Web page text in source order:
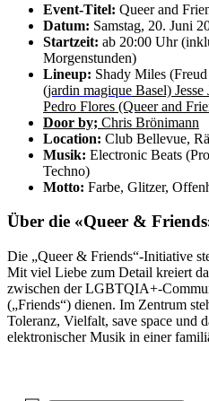
Event-Titel: Queer and
Datum: Samstag, 20. Juni
Startzeit: ab 20:00 Uhr
Morgenstunden)
Lineup: Shady Miles
(jardin magique Basel)
Pedro Flores (Queer and
Door by; Chris Brönimann
Location: Club Bellevue,
Musik: Electronic Beats
Techno)
Motto: Farbe, Glitzer,
Über die «Queer &
Die „Queer & Friends“-Initiative
Mit viel Liebe zum Detail kreiert
zwischen der LGBTQIA+-
(„Friends“) dienen. Im Zentrum
Toleranz, Vielfalt, save space und
elektronischer Musik in einer